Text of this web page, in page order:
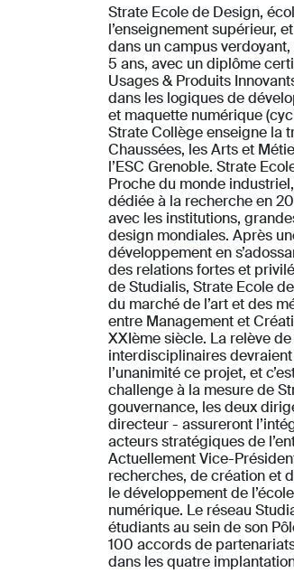
Strate Ecole de Design,
l’enseignement supérieur,
dans un campus
5 ans, avec un diplôme
Usages & Produits
dans les logiques de
et maquette numérique
Strate Collège enseigne la
Chaussées, les Arts et
l’ESC Grenoble. Strate
Proche du monde
dédiée à la recherche en
avec les institutions,
design mondiales. Après
développement en
des relations fortes et
de Studialis, Strate Ecole
du marché de l’art et des
entre Management et
XXIème siècle. La relève
interdisciplinaires
l’unanimité ce projet, et
challenge à la mesure de
gouvernance, les deux
directeur - assureront
acteurs stratégiques de
Actuellement Vice-
recherches, de création et
le développement de
numérique. Le réseau
étudiants au sein de son
100 accords de
dans les quatre